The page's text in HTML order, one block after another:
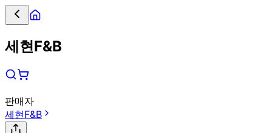
세현F&B
판매자
세현F&B